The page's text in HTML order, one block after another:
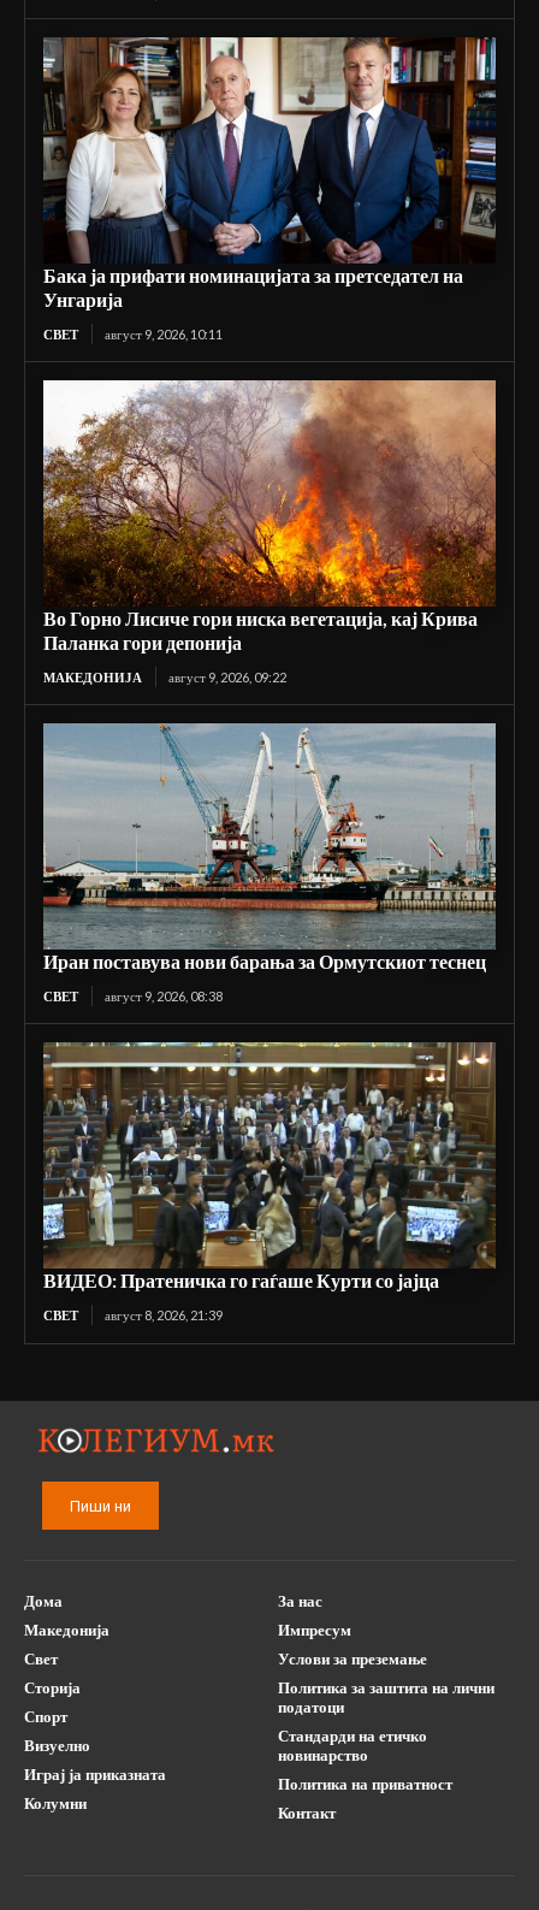
Бака ја прифати номинацијата за претседател на
Унгарија
СВЕТ август 9, 2026, 10:11
Во Горно Лисиче гори ниска вегетација, кај Крива
Паланка гори депонија
МАКЕДОНИЈА август 9, 2026, 09:22
Иран поставува нови барања за Ормутскиот теснец
СВЕТ август 9, 2026, 08:38
ВИДЕО: Пратеничка го гаѓаше Курти со јајца
СВЕТ август 8, 2026, 21:39
Пиши ни
Дома
Македонија
Свет
Сторија
Спорт
Визуелно
Играј ја приказната
Колумни
За нас
Импресум
Услови за преземање
Политика за заштита на лични
податоци
Стандарди на етичко
новинарство
Политика на приватност
Контакт